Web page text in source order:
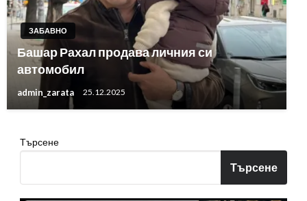
ЗАБАВНО
Башар Рахал продава личния си
автомобил
admin_zarata 25.12.2025
Търсене
Търсене